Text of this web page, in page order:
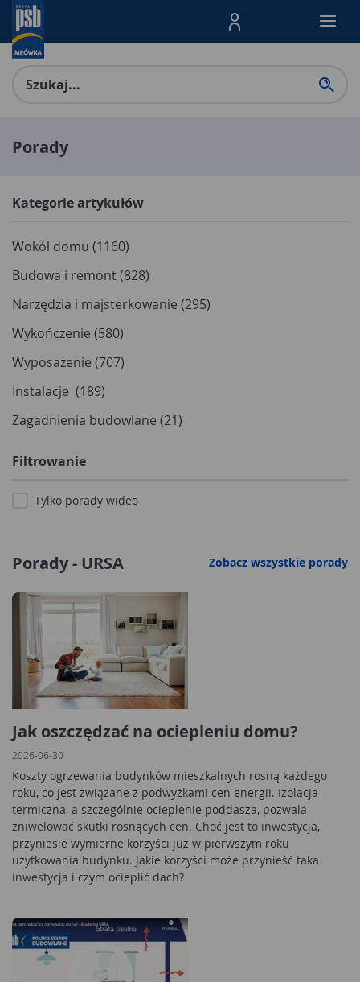
Menu Produktów,
Porady
Kategorie artykułów
Wokół domu (1160)
Budowa i remont (828)
Narzędzia i majsterkowanie (295)
Wykończenie (580)
Wyposażenie (707)
Instalacje (189)
Zagadnienia budowlane (21)
Filtrowanie
Tylko porady wideo
Porady - URSA Zobacz wszystkie porady
Jak oszczędzać na ociepleniu domu?
2026-06-30
Koszty ogrzewania budynków mieszkalnych rosną każdego
roku, co jest związane z podwyżkami cen energii. Izolacja
termiczna, a szczególnie ocieplenie poddasza, pozwala
zniwelować skutki rosnących cen. Choć jest to inwestycja,
przyniesie wymierne korzyści już w pierwszym roku
użytkowania budynku. Jakie korzyści może przynieść taka
inwestycja i czym ocieplić dach?